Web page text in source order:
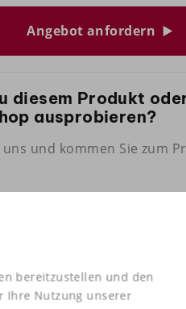
bereitzustellen und den
Ihre Nutzung unserer
Angebot anfordern
diesem Produkt
ausprobieren?
und kommen Sie zum